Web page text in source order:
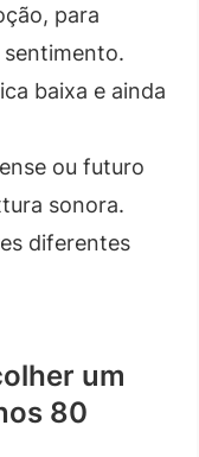
para
sentimento.
baixa e ainda
ou futuro
sonora.
diferentes
um
80